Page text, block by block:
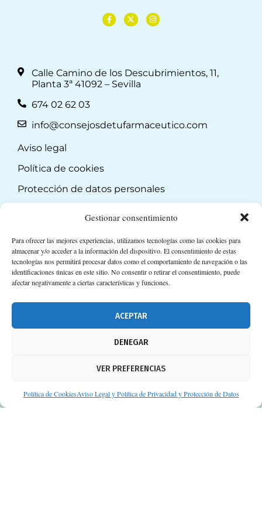
Gestionar consentimiento
Para ofrecer las mejores experiencias, utilizamos tecnologías como las cookies para
almacenar y/o acceder a la información del dispositivo. El consentimiento de estas
tecnologías nos permitirá procesar datos como el comportamiento de navegación o las
identificaciones únicas en este sitio. No consentir o retirar el consentimiento, puede
afectar negativamente a ciertas características y funciones.
ACEPTAR
DENEGAR
VER PREFERENCIAS
Política de CookiesAviso Legal y Política de Privacidad y Protección de Datos
Calle Camino de los Descubrimientos, 11,
Planta 3ª 41092 – Sevilla
674 02 62 03
info@consejosdetufarmaceutico.com
Aviso legal
Política de cookies
Protección de datos personales